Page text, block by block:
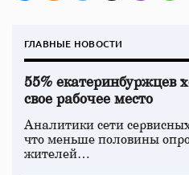
ГЛАВНЫЕ НОВОСТИ
55% екатеринбуржцев
свое рабочее место
Аналитики сети
что меньше половины
жителей…